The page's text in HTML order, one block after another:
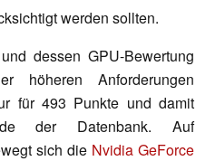
werden sollten.
und dessen GPU-Bewertung
höheren Anforderungen
für 493 Punkte und damit
der Datenbank. Auf
sich die Nvidia GeForce